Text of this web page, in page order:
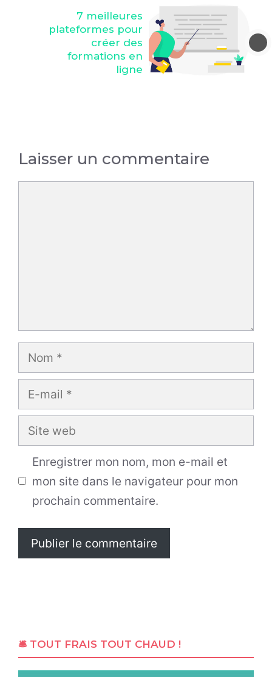
7 meilleures
plateformes pour
créer des
formations en
ligne
Laisser un commentaire
Nom
E-
mail
Site
web
Enregistrer mon nom, mon e-mail et
mon site dans le navigateur pour mon
prochain commentaire.
🛎 TOUT FRAIS TOUT CHAUD !